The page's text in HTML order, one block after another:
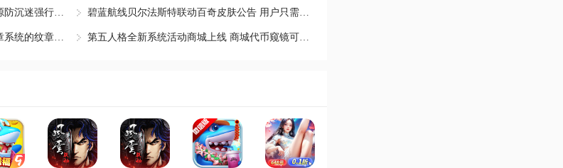
我的起源健康系统怎么解除 我的起源防沉迷强行下线怎么 碧蓝航线贝尔法斯特联动百奇皮肤公告 用户只需签到7天
龙族幻想纹章怎么搭配 龙族幻想纹章系统的纹章怎么镶嵌 第五人格全新系统活动商城上线 商城代币窥镜可直接兑换